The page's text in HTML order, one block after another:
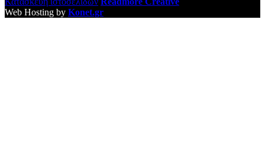
Web Hosting by Konet.gr